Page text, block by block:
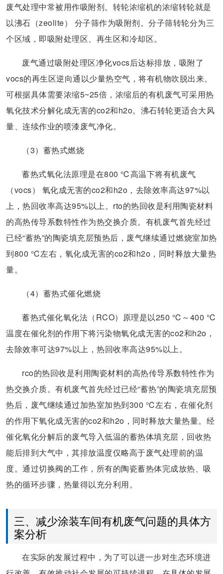
废气处理中常被用作吸附剂。转轮浓缩机的浓缩转轮就是
以沸石（zeolite） 分子筛作为吸附剂。分子筛转轮分为三
个区域，即吸附处理区、再生区和冷却区。
废气通过吸附处理区净化vocs后达标排放，吸附了
vocs的再生区逆向通以少量热空气，将有机物吹脱出来。
可根据具体需要浓缩5~25倍，浓缩后的有机废气可采用热
氧化技术分解化成无害的co2和h2o。沸石转轮更适合大风
量、连续作业的喷漆废气净化。
（3）蓄热式燃烧
蓄热式氧化法原理是在800 ℃高温下将有机废气
（vocs） 氧化成无害的co2和h2o，去除效率高达97%以
上，热回收率高达95%以上。rto的热回收是利用陶瓷材料
的高热传导系数特性作为热交换介质。有机废气首先经过
已经“蓄热”的陶瓷填充层预热后，废气继续通过燃烧室加热
到800 ℃左右，氧化成无害的co2和h2o，同时释放大量热
量。
（4）蓄热式催化燃烧
蓄热式催化氧化法（RCO）原理是以250 ℃～400 ℃
温度在催化剂的作用下将污染物氧化成无害的co2和h2o，
去除效率可达97%以上，热回收率高达95%以上。
rco的热回收是利用陶瓷材料的高热传导系数特性作为
热交换介质。有机废气首先经过已经“蓄热”的陶瓷填充层预
热后，废气继续通过加热室加热到300 ℃左右，在催化剂
的作用下氧化成无害的co2和h2o，同时释放大量热量。经
催化氧化分解后的废气导入低温的蓄热体填充层，回收热
能后排到大气中，其排放温度仅略高于废气处理前的温
度。通过切换阀的工作，所有的陶瓷蓄热体完成放热、吸
热的循环步骤，热量得以充分利用。
三、减少涂装车间有机废气问题的具体方
案分析
在实际的发展过程中，为了可以进一步对生态环境进